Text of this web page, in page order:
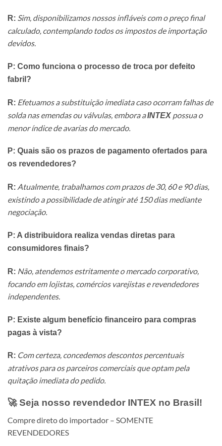
R: Sim, disponibilizamos nossos infláveis com o preço final
calculado, contemplando todos os impostos de importação
devidos.
P: Como funciona o processo de troca por defeito
fabril?
R: Efetuamos a substituição imediata caso ocorram falhas de
solda nas emendas ou válvulas, embora aINTEXpossua o
menor índice de avarias do mercado.
P: Quais são os prazos de pagamento ofertados para
os revendedores?
R: Atualmente, trabalhamos com prazos de 30, 60 e 90 dias,
existindo a possibilidade de atingir até 150 dias mediante
negociação.
P: A distribuidora realiza vendas diretas para
consumidores finais?
R: Não, atendemos estritamente o mercado corporativo,
focando em lojistas, comércios varejistas e revendedores
independentes.
P: Existe algum benefício financeiro para compras
pagas à vista?
R: Com certeza, concedemos descontos percentuais
atrativos para os parceiros comerciais que optam pela
quitação imediata do pedido.
🚀 Seja nosso revendedor INTEX no Brasil!
Compre direto do importador – SOMENTE
REVENDEDORES